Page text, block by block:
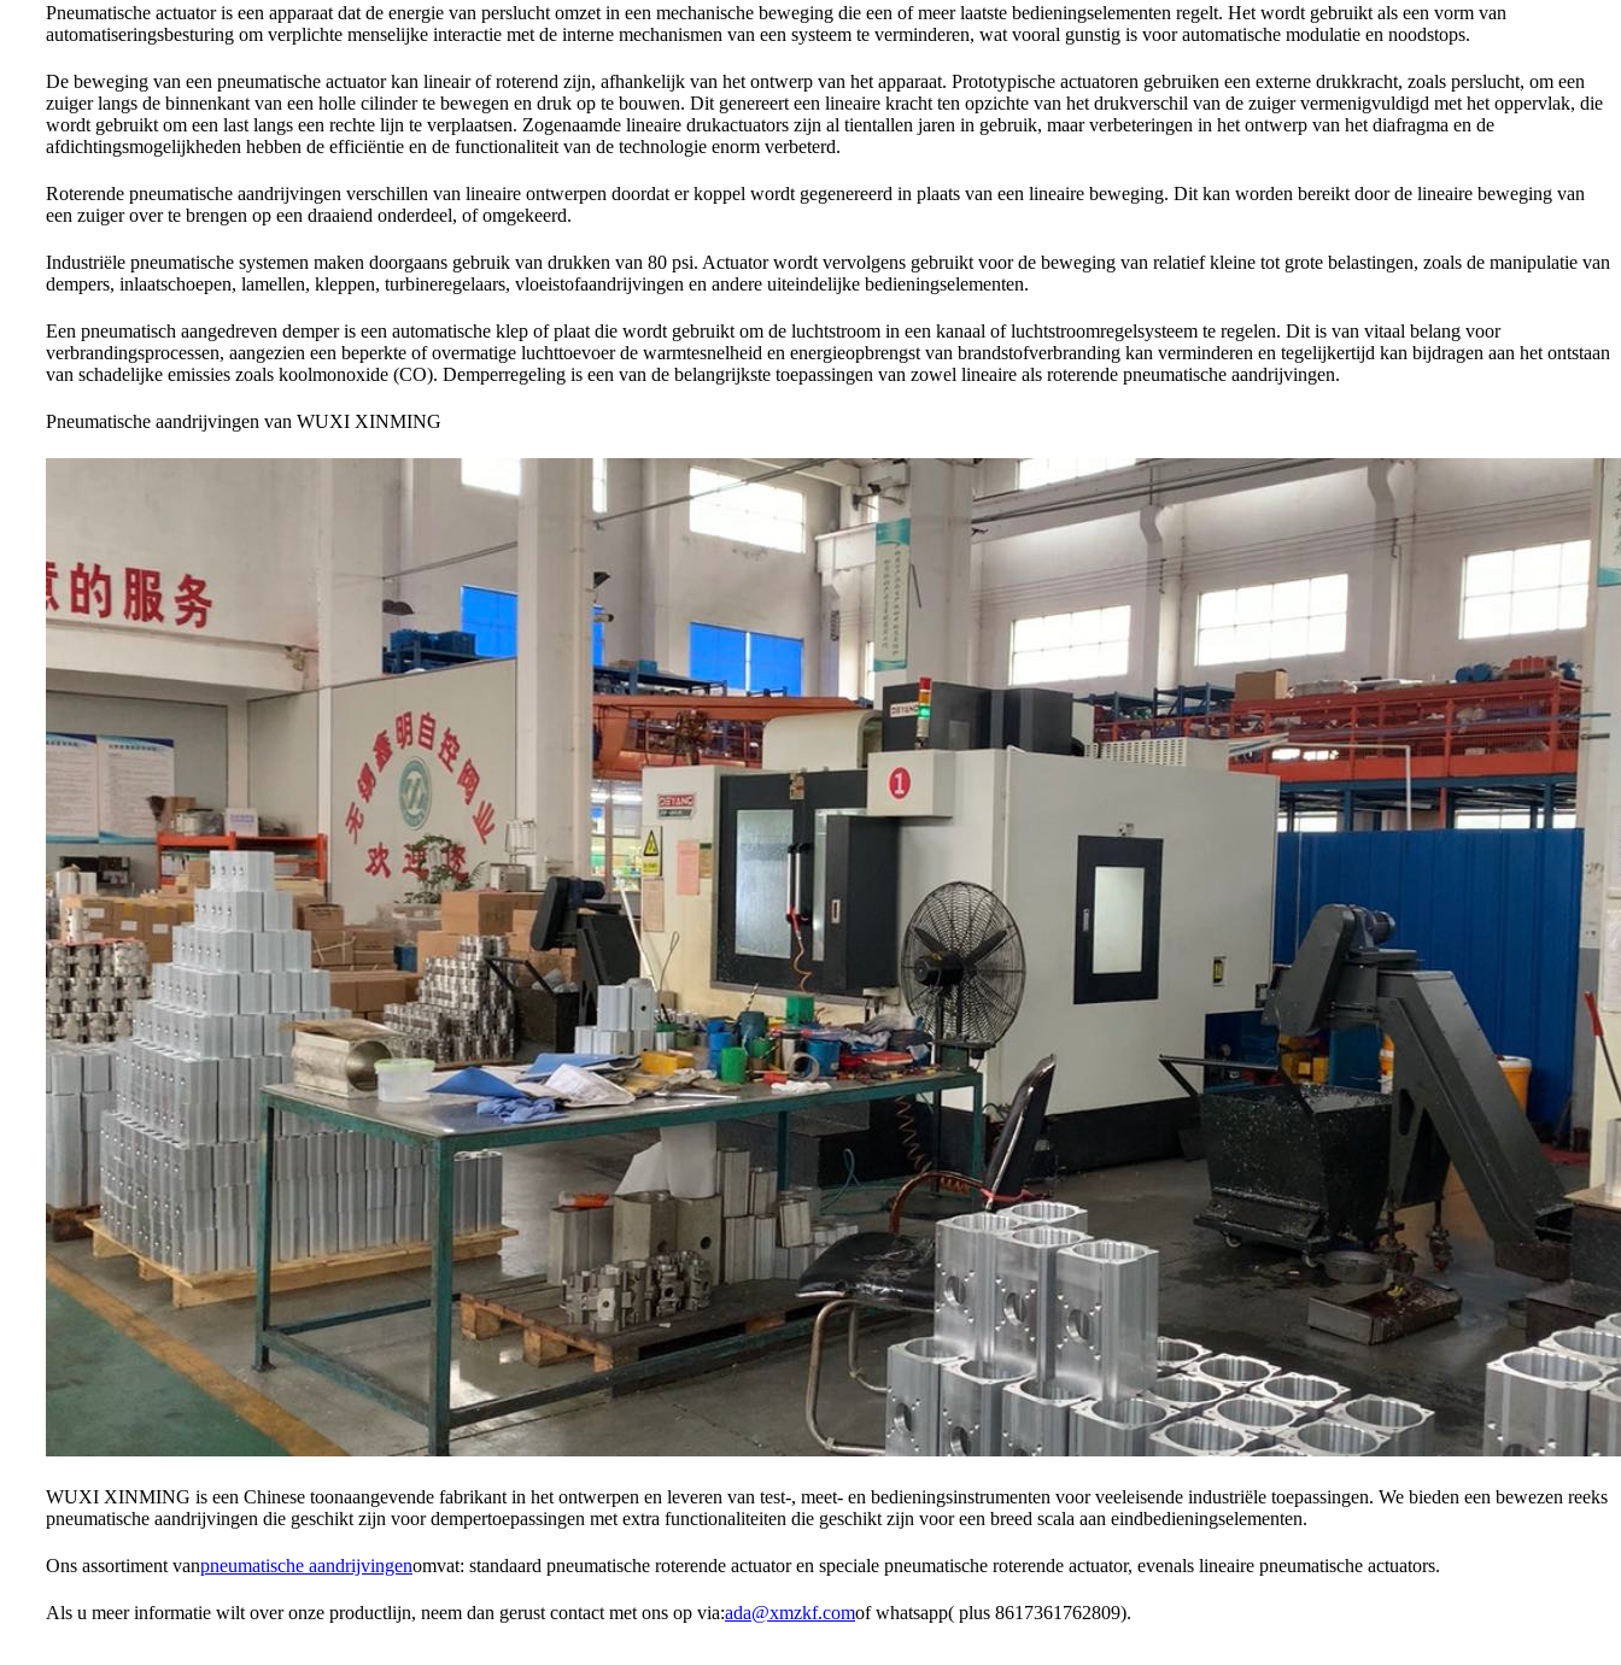
Pneumatische actuator is een apparaat dat de energie van perslucht omzet in een mechanische beweging die een of meer laatste bedieningselementen regelt. Het wordt gebruikt als een vorm van
automatiseringsbesturing om verplichte menselijke interactie met de interne mechanismen van een systeem te verminderen, wat vooral gunstig is voor automatische modulatie en noodstops.
De beweging van een pneumatische actuator kan lineair of roterend zijn, afhankelijk van het ontwerp van het apparaat. Prototypische actuatoren gebruiken een externe drukkracht, zoals perslucht, om een ​​
zuiger langs de binnenkant van een holle cilinder te bewegen en druk op te bouwen. Dit genereert een lineaire kracht ten opzichte van het drukverschil van de zuiger vermenigvuldigd met het oppervlak, die
wordt gebruikt om een ​​last langs een rechte lijn te verplaatsen. Zogenaamde lineaire drukactuators zijn al tientallen jaren in gebruik, maar verbeteringen in het ontwerp van het diafragma en de
afdichtingsmogelijkheden hebben de efficiëntie en de functionaliteit van de technologie enorm verbeterd.
Roterende pneumatische aandrijvingen verschillen van lineaire ontwerpen doordat er koppel wordt gegenereerd in plaats van een lineaire beweging. Dit kan worden bereikt door de lineaire beweging van
een zuiger over te brengen op een draaiend onderdeel, of omgekeerd.
Industriële pneumatische systemen maken doorgaans gebruik van drukken van 80 psi. Actuator wordt vervolgens gebruikt voor de beweging van relatief kleine tot grote belastingen, zoals de manipulatie van
dempers, inlaatschoepen, lamellen, kleppen, turbineregelaars, vloeistofaandrijvingen en andere uiteindelijke bedieningselementen.
Een pneumatisch aangedreven demper is een automatische klep of plaat die wordt gebruikt om de luchtstroom in een kanaal of luchtstroomregelsysteem te regelen. Dit is van vitaal belang voor
verbrandingsprocessen, aangezien een beperkte of overmatige luchttoevoer de warmtesnelheid en energieopbrengst van brandstofverbranding kan verminderen en tegelijkertijd kan bijdragen aan het ontstaan
​​van schadelijke emissies zoals koolmonoxide (CO). Demperregeling is een van de belangrijkste toepassingen van zowel lineaire als roterende pneumatische aandrijvingen.
Pneumatische aandrijvingen van WUXI XINMING
WUXI XINMING is een Chinese toonaangevende fabrikant in het ontwerpen en leveren van test-, meet- en bedieningsinstrumenten voor veeleisende industriële toepassingen. We bieden een bewezen reeks
pneumatische aandrijvingen die geschikt zijn voor dempertoepassingen met extra functionaliteiten die geschikt zijn voor een breed scala aan eindbedieningselementen.
Ons assortiment vanpneumatische aandrijvingenomvat: standaard pneumatische roterende actuator en speciale pneumatische roterende actuator, evenals lineaire pneumatische actuators.
Als u meer informatie wilt over onze productlijn, neem dan gerust contact met ons op via:ada@xmzkf.comof whatsapp( plus 8617361762809).